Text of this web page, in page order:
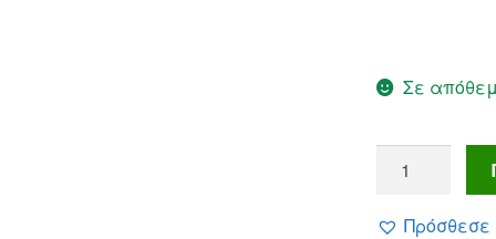
Σε
POWERTECH
καλώδιο
δικτύου
Πρόσθεσε